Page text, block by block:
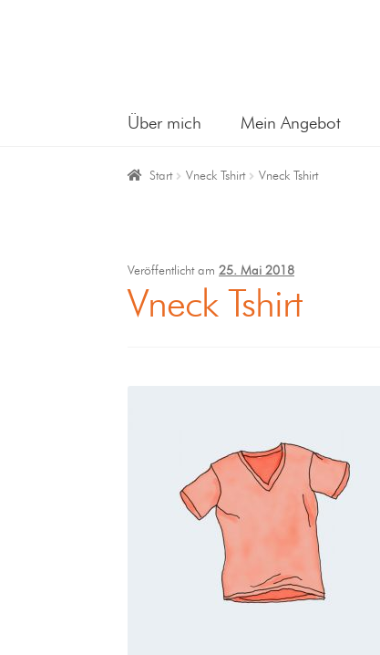
Über mich Mein Angebot
Start Vneck Tshirt Vneck Tshirt
Veröffentlicht am25. Mai 2018
Vneck Tshirt